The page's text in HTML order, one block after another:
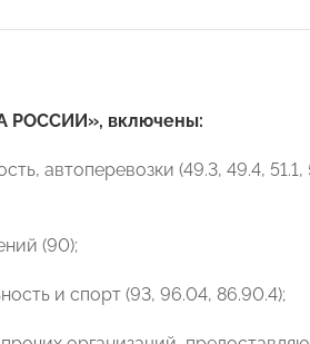
РОССИИ», включены:
автоперевозки (49.3, 49.4, 51.1,
(90);
и спорт (93, 96.04, 86.90.4);